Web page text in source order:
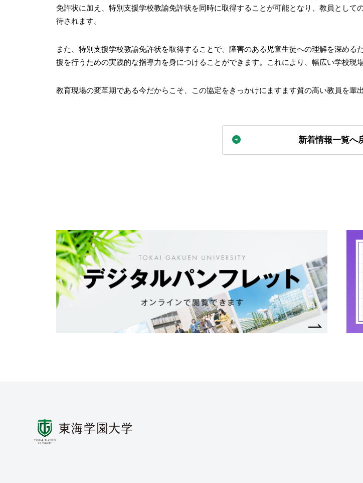
免許状に加え、特別支援学校教諭免許状を同時に取得することが可能となり、教員とし
待されます。
また、特別支援学校教諭免許状を取得することで、障害のある児童生徒への理解を深め
援を行うための実践的な指導力を身につけることができます。これにより、幅広い学校現
教育現場の変革期である今だからこそ、この協定をきっかけにますます質の高い教員を輩
新着情報一覧へ